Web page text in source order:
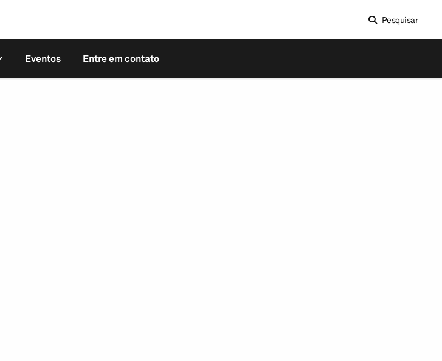
Pesquisar
Eventos Entre em contato